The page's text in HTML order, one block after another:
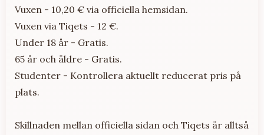
Vuxen - 10,20 € via officiella hemsidan.
Vuxen via Tiqets - 12 €.
Under 18 år - Gratis.
65 år och äldre - Gratis.
Studenter - Kontrollera aktuellt reducerat pris på
plats.
Skillnaden mellan officiella sidan och Tiqets är alltså